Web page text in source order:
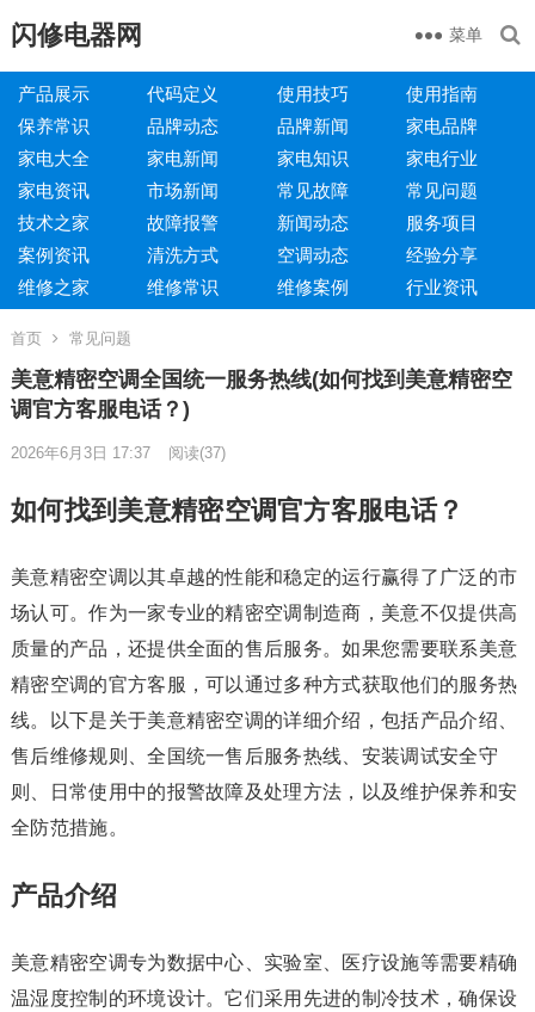
闪修电器网 菜单
产品展示 代码定义 使用技巧
使用指南
保养常识
品牌动态 品牌新闻
家电品牌
家电大全
家电新闻 家电知识
家电行业
家电资讯
市场新闻 常见故障
常见问题
技术之家
故障报警 新闻动态
服务项目
案例资讯
清洗方式 空调动态
经验分享
维修之家
维修常识 维修案例 行业资讯
首页 常见问题
美意精密空调全国统一服务热线(如何找到美意精密空
调官方客服电话？)
2026年6月3日 17:37 阅读(37)
如何找到美意精密空调官方客服电话？
美意精密空调以其卓越的性能和稳定的运行赢得了广泛的市
场认可。作为一家专业的精密空调制造商，美意不仅提供高
质量的产品，还提供全面的售后服务。如果您需要联系美意
精密空调的官方客服，可以通过多种方式获取他们的服务热
线。以下是关于美意精密空调的详细介绍，包括产品介绍、
售后维修规则、全国统一售后服务热线、安装调试安全守
则、日常使用中的报警故障及处理方法，以及维护保养和安
全防范措施。
产品介绍
美意精密空调专为数据中心、实验室、医疗设施等需要精确
温湿度控制的环境设计。它们采用先进的制冷技术，确保设